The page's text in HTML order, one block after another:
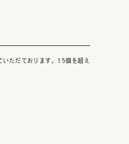
ただております。15個を超え